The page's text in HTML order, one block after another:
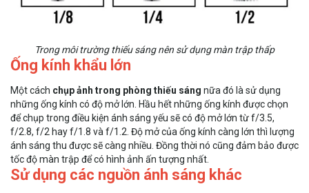
Trong môi trường thiếu sáng nên sử dụng màn trập thấp
Ống kính khẩu lớn
Một cách chụp ảnh trong phòng thiếu sáng nữa đó là sử dụng
những ống kính có độ mở lớn. Hầu hết những ống kính được chọn
để chụp trong điều kiện ánh sáng yếu sẽ có độ mở lớn từ f/3.5,
f/2.8, f/2 hay f/1.8 và f/1.2. Độ mở của ống kính càng lớn thì lượng
ánh sáng thu được sẽ càng nhiều. Đồng thời nó cũng đảm bảo được
tốc độ màn trập để có hình ảnh ấn tượng nhất.
Sử dụng các nguồn ánh sáng khác